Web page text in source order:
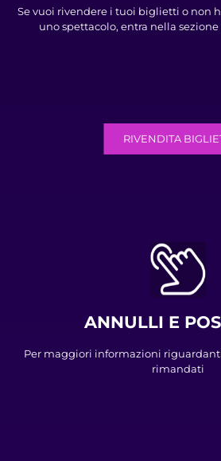
Se vuoi rivendere i tuoi biglietti o non
uno spettacolo, entra nella
RIVENDITA
ANNULLI E
Per maggiori informazioni
rimandati